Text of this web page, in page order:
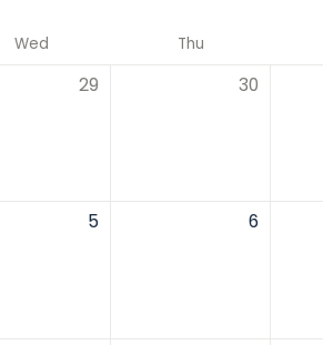
Wed Thu
29 30
5 6